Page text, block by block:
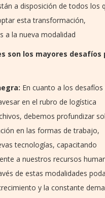
a disposición de todos los
esta transformación,
a la nueva modalidad
son los mayores desafíos
En cuanto a los desafíos
en el rubro de logística
debemos profundizar
en las formas de trabajo,
tecnologías, capacitando
a nuestros recursos
de estas modalidades
y la constante